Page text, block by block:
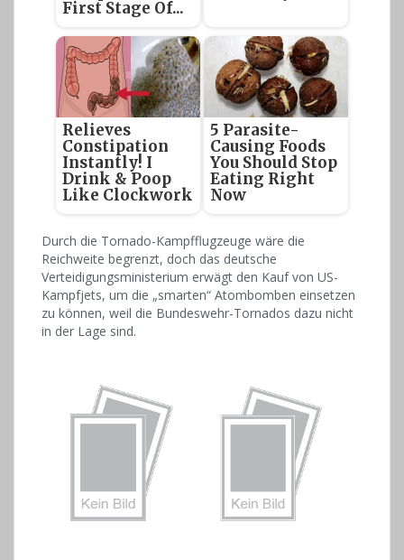
First Stage Of...
Relieves
Constipation
Instantly! I
Drink & Poop
Like Clockwork
5 Parasite-
Causing Foods
You Should Stop
Eating Right
Now
Durch die Tornado-Kampfflugzeuge wäre die
Reichweite begrenzt, doch das deutsche
Verteidigungsministerium erwägt den Kauf von US-
Kampfjets, um die „smarten“ Atombomben einsetzen
zu können, weil die Bundeswehr-Tornados dazu nicht
in der Lage sind.